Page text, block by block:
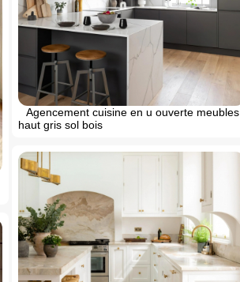
Agencement cuisine en u ouverte meubles
haut gris sol bois